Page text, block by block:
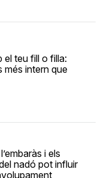
el teu fill o filla:
més intern que
i els
nadó pot influir